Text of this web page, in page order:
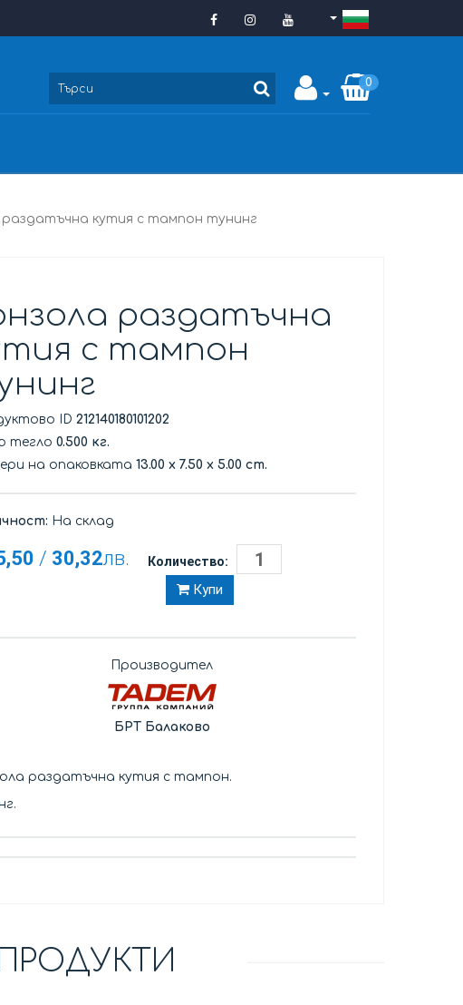
0
раздатъчна кутия с тампон тунинг
раздатъчна
с тампон
ID212140180101202
тегло0.500 кг.
на опаковката13.00x 7.50x 5.00 cm.
На склад
/ 30,32лв. Количество:
Купи
Производител
БРТ Балаково
раздатъчна кутия с тампон.